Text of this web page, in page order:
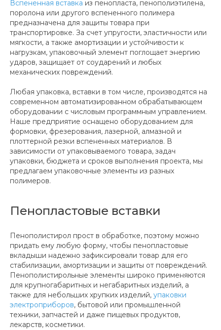
Вспененная вставка из пенопласта, пенополиэтилена,
поролона или другого вспененного полимера
предназначена для защиты товара при
транспортировке. За счет упругости, эластичности или
мягкости, а также амортизации и устойчивости к
нагрузкам, упаковочный элемент поглощает энергию
ударов, защищает от соударений и любых
механических повреждений.
Любая упаковка, вставки в том числе, производятся на
современном автоматизированном обрабатывающем
оборудовании с числовым программным управлением.
Наше предприятие оснащено оборудованием для
формовки, фрезерования, лазерной, алмазной и
плоттерной резки вспененных материалов. В
зависимости от упаковываемого товара, задач
упаковки, бюджета и сроков выполнения проекта, мы
предлагаем упаковочные элементы из разных
полимеров.
Пенопластовые вставки
Пенополистирол прост в обработке, поэтому можно
придать ему любую форму, чтобы пенопластовые
вкладыши надежно зафиксировали товар для его
стабилизации, амортизации и защиты от повреждений.
Пенополистирольные элементы широко применяются
для крупногабаритных и негабаритных изделий, а
также для небольших хрупких изделий, упаковки
электроприборов, бытовой или промышленной
техники, запчастей и даже пищевых продуктов,
лекарств, косметики.